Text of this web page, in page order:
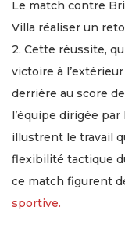
Le match contre
Villa réaliser un
2. Cette réussite,
victoire à
derrière au score
l’équipe dirigée
illustrent le travail
flexibilité tactique
ce match figurent
sportive.